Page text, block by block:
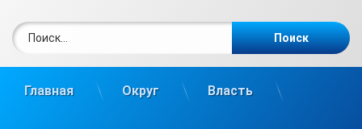
Главная Округ Власть